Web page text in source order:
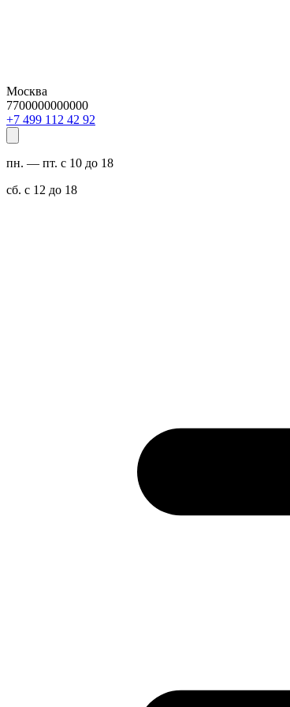
Москва
7700000000000
29 24 211 994 7+
пн. — пт. с 10 до 18
сб. с 12 до 18